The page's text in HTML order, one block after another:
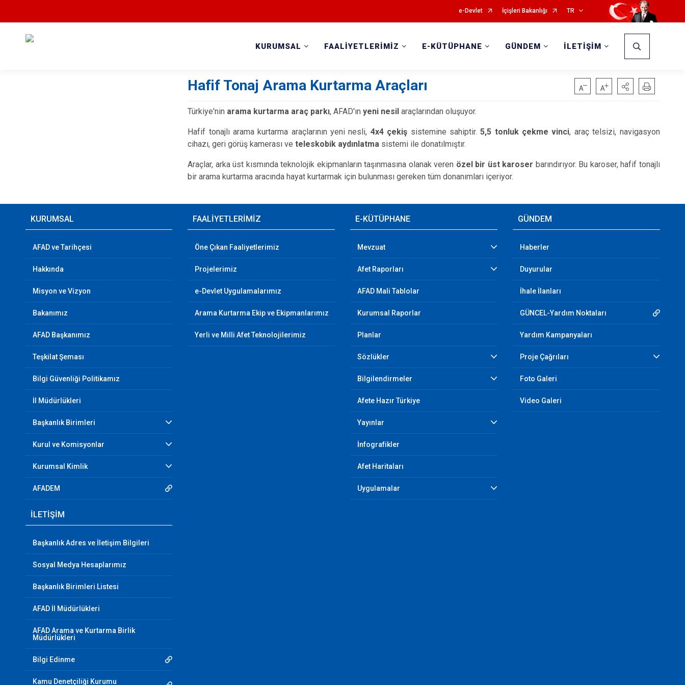
e-Devlet İçişleri Bakanlığı TR
KURUMSAL FAALİYETLERİMİZ E-KÜTÜPHANE GÜNDEM İLETİŞİM
Hafif Tonaj Arama Kurtarma Araçları
Türkiye'nin arama kurtarma araç parkı, AFAD'ınyeni nesilaraçlarından oluşuyor.
Hafif tonajlı arama kurtarma araçlarının yeni nesli, 4x4 çekiş sistemine sahiptir.5,5 tonluk çekme vinci, araç telsizi, navigasyon
cihazı, geri görüş kamerası veteleskobik aydınlatma sistemi ile donatılmıştır.
Araçlar, arka üst kısmında teknolojik ekipmanların taşınmasına olanak veren özel bir üst karoser barındırıyor. Bu karoser, hafif tonajlı
bir arama kurtarma aracında hayat kurtarmak için bulunması gereken tüm donanımları içeriyor.
KURUMSAL
AFAD ve Tarihçesi
Hakkında
Misyon ve Vizyon
Bakanımız
AFAD Başkanımız
Teşkilat Şeması
Bilgi Güvenliği Politikamız
İl Müdürlükleri
Başkanlık Birimleri
Kurul ve Komisyonlar
Kurumsal Kimlik
AFADEM
FAALİYETLERİMİZ
Öne Çıkan Faaliyetlerimiz
Projelerimiz
e-Devlet Uygulamalarımız
Arama Kurtarma Ekip ve Ekipmanlarımız
Yerli ve Milli Afet Teknolojilerimiz
E-KÜTÜPHANE
Mevzuat
Afet Raporları
AFAD Mali Tablolar
Kurumsal Raporlar
Planlar
Sözlükler
Bilgilendirmeler
Afete Hazır Türkiye
Yayınlar
İnfografikler
Afet Haritaları
Uygulamalar
GÜNDEM
Haberler
Duyurular
İhale İlanları
GÜNCEL-Yardım Noktaları
Yardım Kampanyaları
Proje Çağrıları
Foto Galeri
Video Galeri
İLETİŞİM
Başkanlık Adres ve İletişim Bilgileri
Sosyal Medya Hesaplarımız
Başkanlık Birimleri Listesi
AFAD İl Müdürlükleri
AFAD Arama ve Kurtarma Birlik
Müdürlükleri
Bilgi Edinme
Kamu Denetçiliği Kurumu